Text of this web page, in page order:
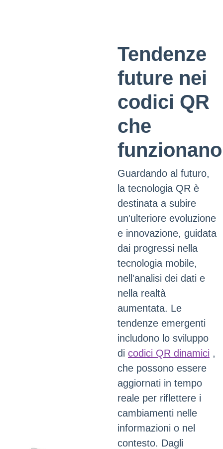
Tendenze
future nei
codici QR
che
funzionano
Guardando al futuro,
la tecnologia QR è
destinata a subire
un'ulteriore evoluzione
e innovazione, guidata
dai progressi nella
tecnologia mobile,
nell'analisi dei dati e
nella realtà
aumentata. Le
tendenze emergenti
includono lo sviluppo
di codici QR dinamici ,
che possono essere
aggiornati in tempo
reale per riflettere i
cambiamenti nelle
informazioni o nel
contesto. Dagli